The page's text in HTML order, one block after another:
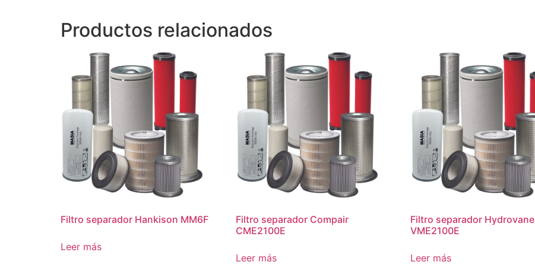
Productos relacionados
Filtro separador Hankison MM6F
Leer más
Filtro separador Compair
CME2100E
Leer más
Filtro separador Hydrovane
VME2100E
Leer más